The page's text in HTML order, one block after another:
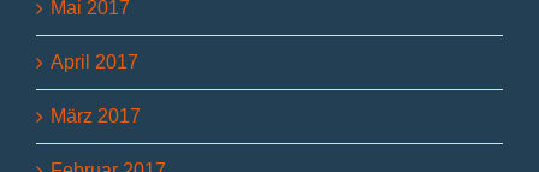
Mai 2017
April 2017
März 2017